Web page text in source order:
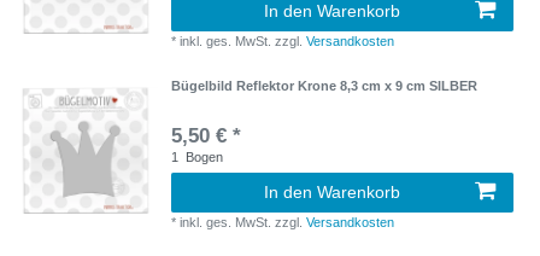
In den Warenkorb
*inkl. ges. MwSt. zzgl.Versandkosten
Bügelbild Reflektor Krone 8,3 cm x 9 cm SILBER
5,50 € *
1 Bogen
In den Warenkorb
*inkl. ges. MwSt. zzgl.Versandkosten